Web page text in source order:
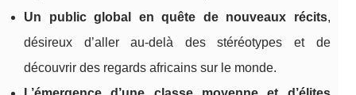
Un public global en quête de nouveaux récits,
désireux d’aller au‑delà des stéréotypes et de
découvrir des regards africains sur le monde.